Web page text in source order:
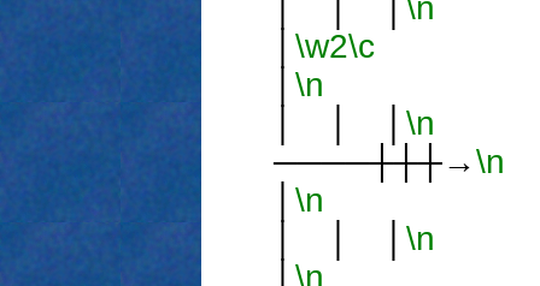
\n
\w2\c│
\n
\n
────┼┼┼→\n
\n
\n
\n